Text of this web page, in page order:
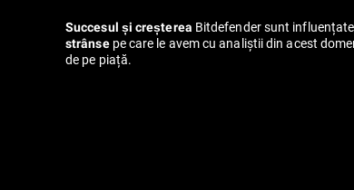
Succesul și creșterea Bitdefender sunt
strânsepe care le avem cu analiștii din acest
de pe piață.